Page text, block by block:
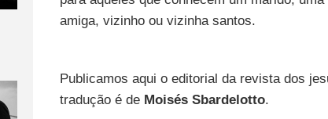
amiga, vizinho ou vizinha santos.
Publicamos aqui o editorial da revista dos
tradução é de Moisés Sbardelotto.